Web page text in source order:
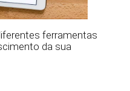
ferramentas
da sua